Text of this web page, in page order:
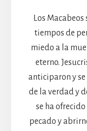
Los
tiempos de
miedo a la
eterno.
anticiparon y
de la verdad y
se ha
pecado y